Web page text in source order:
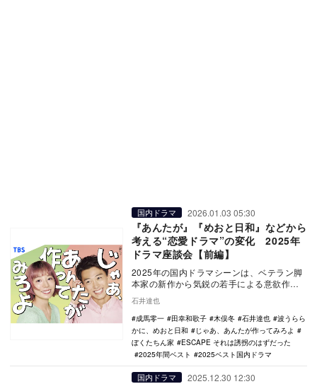
国内ドラマ 2026.01.03 05:30
『あんたが』『めおと日和』などから
考える“恋愛ドラマ”の変化 2025年
ドラマ座談会【前編】
2025年の国内ドラマシーンは、ベテラン脚
本家の新作から気鋭の若手による意欲作、
そしてNetflixをはじめとする配信ドラマの
さ…
石井達也
成馬零一
田幸和歌子 木俣冬 石井達也
波うらら
かに、めおと日和
じゃあ、あんたが作ってみろよ
ぼくたちん家
ESCAPE それは誘拐のはずだった
2025年間ベスト
2025ベスト国内ドラマ
国内ドラマ 2025.12.30 12:30